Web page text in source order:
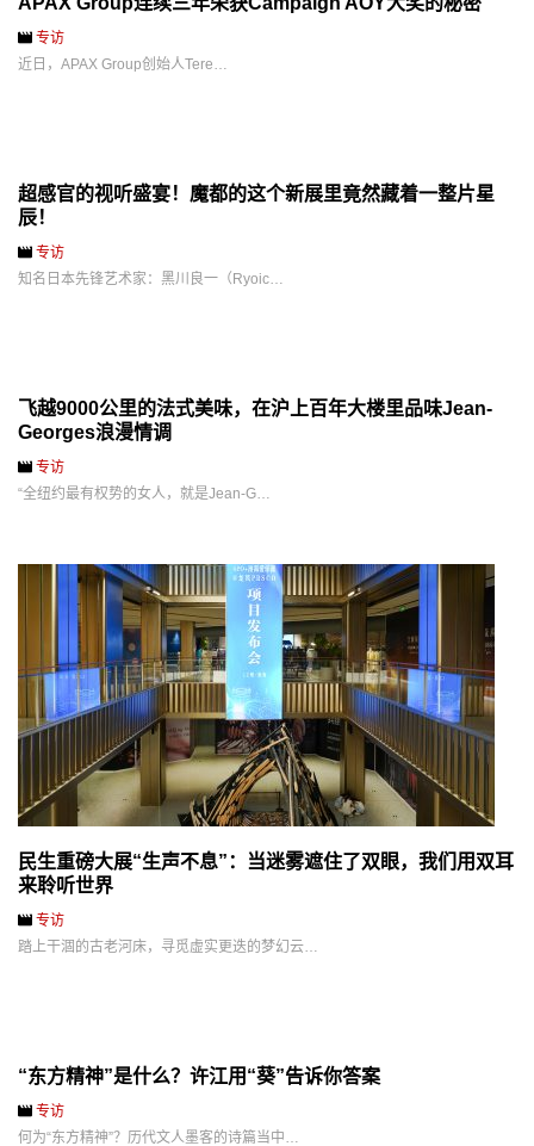
专访
近日，APAX Group创始人Tere…
超感官的视听盛宴！魔都的这个新展里竟然藏着一整片星
辰！
专访
知名日本先锋艺术家：黑川良一（Ryoic…
飞越9000公里的法式美味，在沪上百年大楼里品味Jean-
Georges浪漫情调
专访
“全纽约最有权势的女人，就是Jean-G…
民生重磅大展“生声不息”：当迷雾遮住了双眼，我们用双耳
来聆听世界
专访
踏上干涸的古老河床，寻觅虚实更迭的梦幻云…
“东方精神”是什么？许江用“葵”告诉你答案
专访
何为“东方精神”？历代文人墨客的诗篇当中…